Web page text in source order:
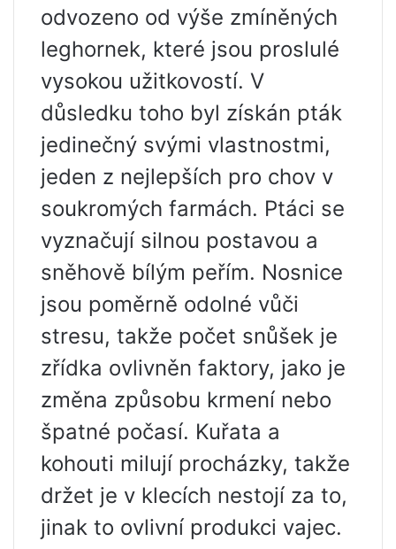
odvozeno od výše zmíněných
leghornek, které jsou proslulé
vysokou užitkovostí. V
důsledku toho byl získán pták
jedinečný svými vlastnostmi,
jeden z nejlepších pro chov v
soukromých farmách. Ptáci se
vyznačují silnou postavou a
sněhově bílým peřím. Nosnice
jsou poměrně odolné vůči
stresu, takže počet snůšek je
zřídka ovlivněn faktory, jako je
změna způsobu krmení nebo
špatné počasí. Kuřata a
kohouti milují procházky, takže
držet je v klecích nestojí za to,
jinak to ovlivní produkci vajec.